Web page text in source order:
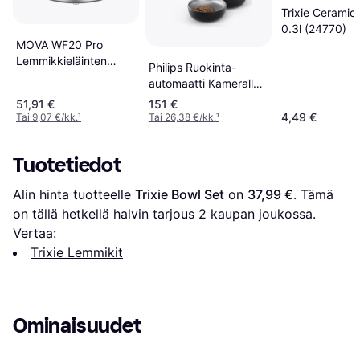
MOVA WF20 Pro
Lemmikkieläinten
51,91 €
Tai 9,07 €/kk.¹
Philips Ruokinta-
automaatti Kameralla
PAW5320 02 Musta
151 €
Tai 26,38 €/kk.¹
Trixie Ceramic
0.3l (24770)
4,49 €
Tuotetiedot
Alin hinta tuotteelle Trixie Bowl Set on 37,99 €. Tämä
on tällä hetkellä halvin tarjous 2 kaupan joukossa.
Vertaa:
Trixie Lemmikit
Ominaisuudet